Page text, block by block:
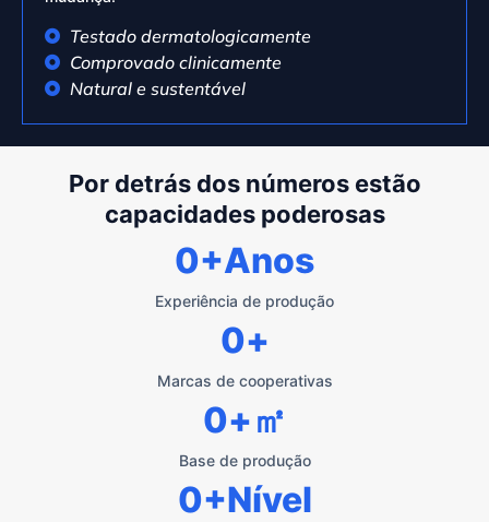
Testado dermatologicamente
Comprovado clinicamente
Natural e sustentável
Por detrás dos números estão
capacidades poderosas
Experiência de produção
0+Anos
Marcas de cooperativas
0+
Base de produção
0+㎡
0+Nível